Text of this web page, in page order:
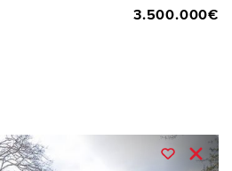
3.500.000€